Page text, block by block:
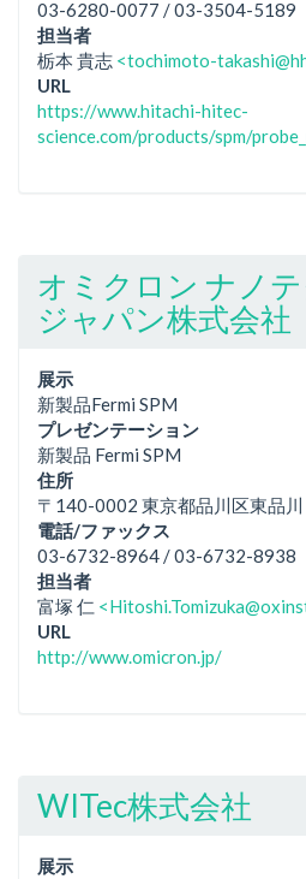
03-6280-0077 / 03-3504-5189
担当者
栃本 貴志 <tochimoto-
URL
https://www.hitachi-hitec-
science.com/products/spm/
オミクロン ナノ
ジャパン株式会社
展示
新製品Fermi SPM
プレゼンテーション
新製品 Fermi SPM
住所
〒140-0002 東京都品川区東品
電話/ファックス
03-6732-8964 / 03-6732-8938
担当者
富塚 仁
URL
http://www.omicron.jp/
WITec株式会社
展示